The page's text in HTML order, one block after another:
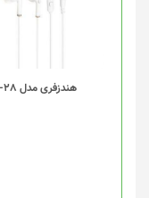
هندزفری مدل U-28